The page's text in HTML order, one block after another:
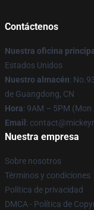
Contáctenos
Nuestra oficina
Estados Unidos
Nuestro almacén:
de Guangdong, CN
Hora: 9AM – 5PM (Mon
Email :
Nuestra empresa
Sobre nosotros
Términos y condiciones
Política de privacidad
DMCA - Política de